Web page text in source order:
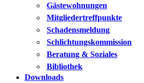
Gästewohnungen
Mitgliedertreffpunkte
Schadensmeldung
Schlichtungskommission
Beratung & Soziales
Bibliothek
Downloads